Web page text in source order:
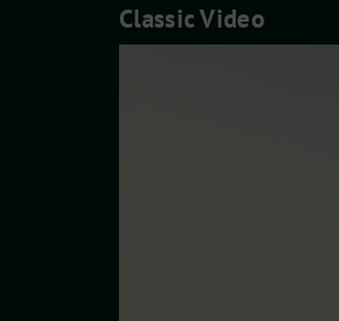
Classic Video